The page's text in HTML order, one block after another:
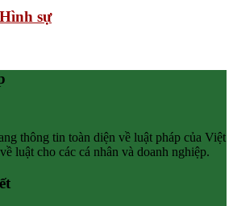
sự
thông tin toàn diện về luật pháp của Việt
luật cho các cá nhân và doanh nghiệp.